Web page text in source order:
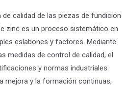
de calidad de las piezas de fundición
zinc es un proceso sistemático en
eslabones y factores. Mediante
medidas de control de calidad, el
y normas industriales
mejora y la formación continuas,